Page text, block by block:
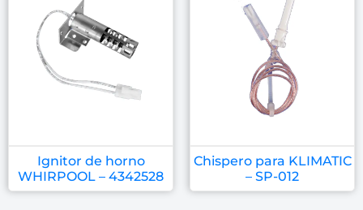
Ignitor de horno
WHIRPOOL – 4342528
Chispero para KLIMATIC
– SP-012